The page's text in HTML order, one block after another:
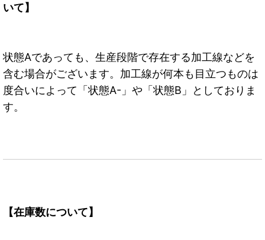
いて】
状態Aであっても、生産段階で存在する加工線などを
含む場合がございます。加工線が何本も目立つものは
度合いによって「状態A-」や「状態B」としておりま
す。
【在庫数について】